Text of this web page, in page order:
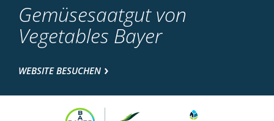
Gemüsesaatgut von
Vegetables Bayer
WEBSITE BESUCHEN